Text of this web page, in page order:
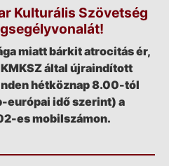
Kulturális Szövetség
miatt bárkit atrocitás ér,
által újraindított
hétköznap 8.00-tól
európai idő szerint) a
es mobilszámon.